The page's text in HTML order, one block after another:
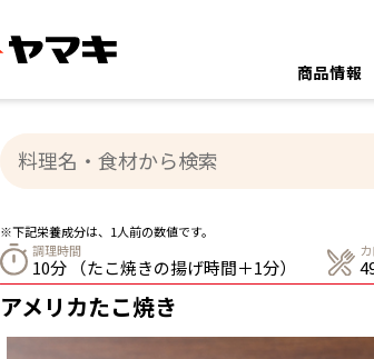
商品情報
ヤマキ
ヤマキ
ストレート
つゆ
新鮮一番 『
リー別
おいしいレシピTOP
汁物レシピ
レシピ特設サイト
ヤマキかつお節の削り方 ヤマキ流だしの取り方
企業情報
※下記栄養成分は、1人前の数値です。
調理時間
10分 （たこ焼きの揚げ時間＋1分）
アメリカたこ焼き